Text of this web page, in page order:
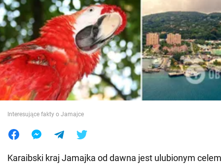
Społeczeństwo
Wojna na Ukrainie
Świat
Jedzenie
Interesujące fakty o Jamajce
Karaibski kraj Jamajka od dawna jest ulubionym